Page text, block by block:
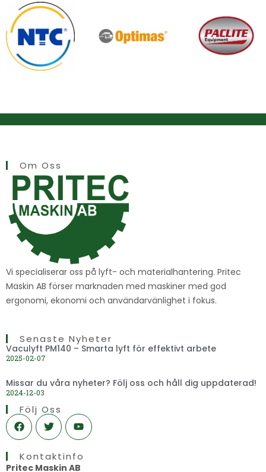
Om Oss
Vi specialiserar oss på lyft- och materialhantering. Pritec
Maskin AB förser marknaden med maskiner med god
ergonomi, ekonomi och användarvänlighet i fokus.
Senaste Nyheter
Vaculyft PM140 – Smarta lyft för effektivt arbete
2025-02-07
Missar du våra nyheter? Följ oss och håll dig uppdaterad!
2024-12-03
Följ Oss
F
a
c
b
o
T
w
i
t
e
Y
o
u
u
b
Kontaktinfo
Pritec Maskin AB